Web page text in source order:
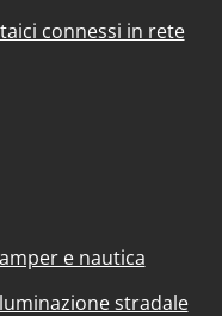
connessi in rete
e nautica
stradale